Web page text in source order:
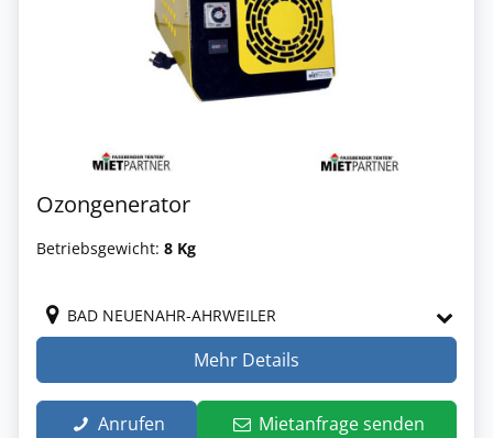
Ozongenerator
Betriebsgewicht: 8 Kg
BAD NEUENAHR-AHRWEILER
Mehr Details
Anrufen Mietanfrage senden